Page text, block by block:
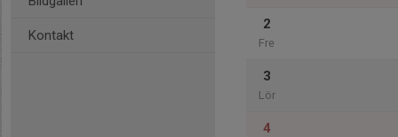
Kontakt
2
Fre
3
Lör
4